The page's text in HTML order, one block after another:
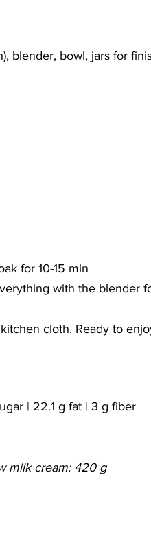
blender, bowl, jars for
for 10-15 min
with the blender
cloth. Ready to
| 22.1 g fat | 3 g fiber
milk cream: 420 g